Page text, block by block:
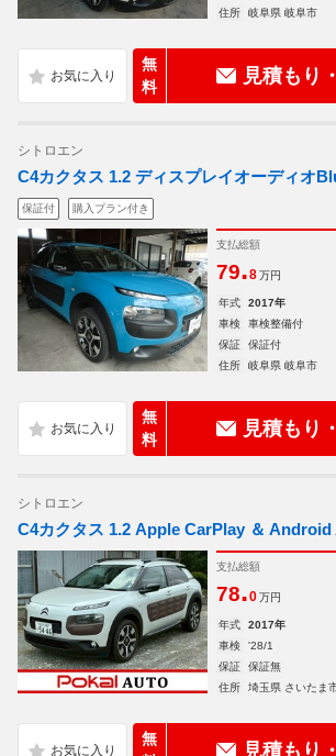
住所
岐阜県 岐阜市
無
料
見積もり
シトロエン
C4カクタス 1.2 ディスプレイオーディオ
保証付 購入プラン付き
支払総額
79.8 万円
年式 2017年
車検
車検整備付
保証
保証付
住所
岐阜県 岐阜市
無
料
見積もり
シトロエン
C4カクタス 1.2 Apple CarPlay ＆
支払総額
78.0 万円
年式 2017年
車検
'28/1
保証
保証無
住所
埼玉県 さいたま
無
見積もり